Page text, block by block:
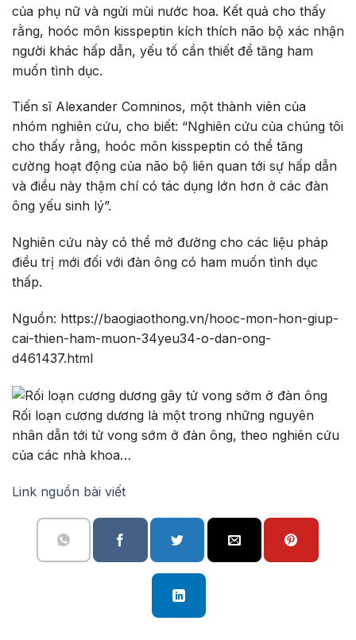
của phụ nữ và ngửi mùi nước hoa. Kết quả cho thấy
rằng, hoóc môn kisspeptin kích thích não bộ xác nhận
người khác hấp dẫn, yếu tố cần thiết để tăng ham
muốn tình dục.
Tiến sĩ Alexan­der Comni­nos, một thành viên của
nhóm nghiên cứu, cho biết: “Nghiên cứu của chúng tôi
cho thấy rằng, hoóc môn kisspeptin có thể tăng
cường hoạt động của não bộ liên quan tới sự hấp dẫn
và điều này thậm chí có tác dụng lớn hơn ở các đàn
ông yếu sinh lý”.
Nghiên cứu này có thể mở đường cho các liệu pháp
điều trị mới đối với đàn ông có ham muốn tình dục
thấp.
Nguồn: https://baogiaothong.vn/hooc-mon-hon-giup-
cai-thien-ham-muon-34yeu34-o-dan-ong-
d461437.html
Rối loạn cương dương là một trong những nguyên
nhân dẫn tới tử vong sớm ở đàn ông, theo nghiên cứu
của các nhà khoa…
Link nguồn bài viết